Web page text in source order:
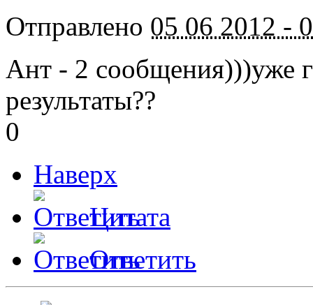
Отправлено 05 06 2012 -
Ант - 2 сообщения)))уже
результаты??
0
Наверх
Цитата
Ответить